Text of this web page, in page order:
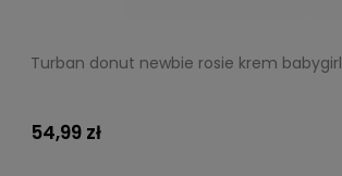
Turban donut newbie rosie krem babygirl
54,99 zł